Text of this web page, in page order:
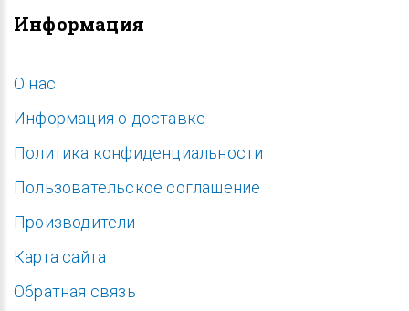
Информация
O нас
Информация о доставке
Политика конфиденциальности
Пользовательское соглашение
Производители
Карта сайта
Обратная связь